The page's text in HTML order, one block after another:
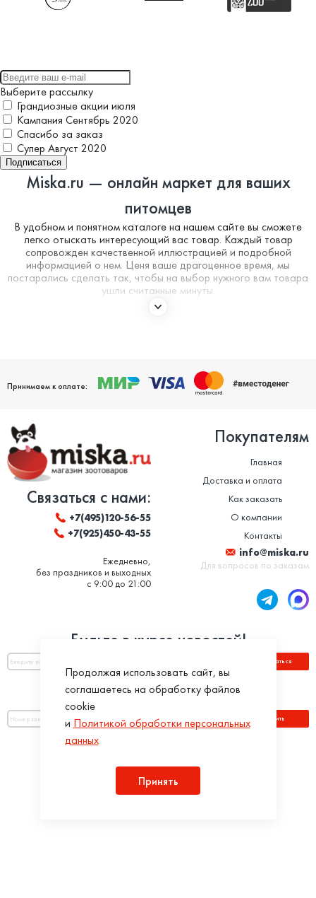
Выберите рассылку
Грандиозные акции июля
Кампания Сентябрь 2020
Спасибо за заказ
Супер Август 2020
Подписаться
Miska.ru — онлайн маркет для ваших
питомцев
В удобном и понятном каталоге на нашем сайте вы сможете
легко отыскать интересующий вас товар. Каждый товар
сопровожден качественной иллюстрацией и подробной
информацией о нем. Ценя ваше драгоценное время, мы
постарались сделать так, чтобы на выбор нужного вам товара
ушли считанные минуты.
и ветеринарные препараты. Вся продукция, представленная в
нашем магазине, сертифицирована и соответствует высоким
стандартам качества.
Принимаем к оплате:
Связаться с нами:
+7(495)120-56-55
+7(925)450-43-55
Ежедневно,
без праздников и выходных
с 9:00 до 21:00
Покупателям
Главная
Доставка и оплата
Как заказать
О компании
Контакты
info@miska.ru
Для вопросов по заказам
Будьте в курсе новостей!
Подписаться
Оплатить по номеру заказа:
Оплатить
Продолжая использовать сайт, вы
соглашаетесь на обработку файлов
cookie
и Политикой обработки персональных
данных
Принять